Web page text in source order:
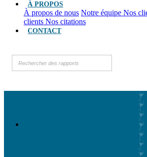
À PROPOS
À propos de nous Notre équipe Nos
clients Nos citations
CONTACT